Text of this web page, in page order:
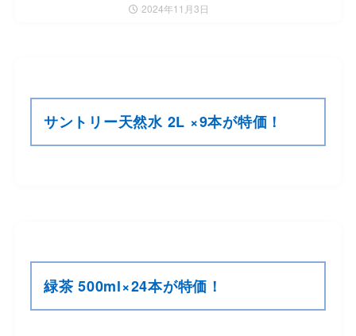
2024年11月3日
サントリー天然水 2L ×9本が特価！
緑茶 500ml×24本が特価！